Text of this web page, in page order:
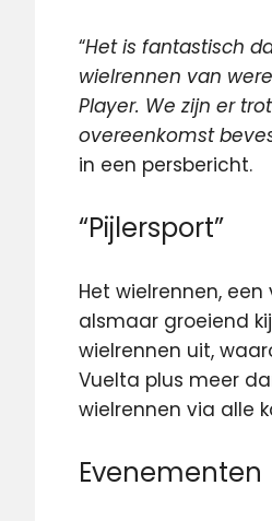
“Het is fantastisch
wielrennen van
Player. We zijn er
overeenkomst
in een persbericht.
“Pijlersport”
Het wielrennen,
alsmaar groeiend
wielrennen uit,
Vuelta plus meer
wielrennen via alle
Evenementen